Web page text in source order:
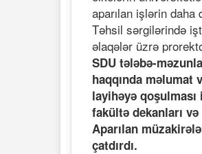
aparılan işlərin
Təhsil sərgilərində
əlaqələr üzrə
SDU tələbə-
haqqında məlumat
layihəyə
fakültə dekanları
Aparılan
çatdırdı.